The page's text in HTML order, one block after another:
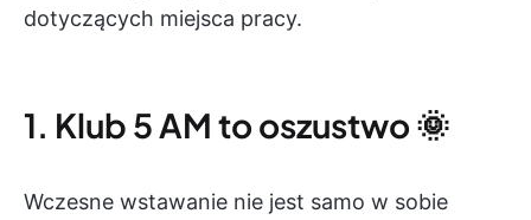
dotyczących miejsca pracy.
1. Klub 5 AM to oszustwo 🌞
Wczesne wstawanie nie jest samo w sobie